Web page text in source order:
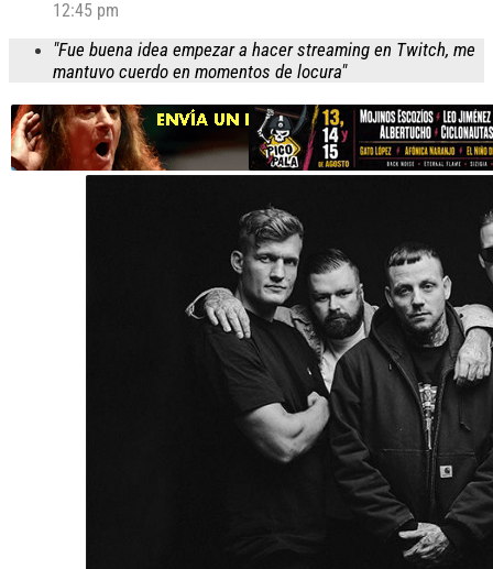
12:45 pm
"Fue buena idea empezar a hacer streaming en Twitch, me
mantuvo cuerdo en momentos de locura"